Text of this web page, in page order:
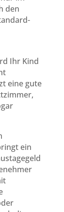
den
Ihr Kind
eine gute
ein